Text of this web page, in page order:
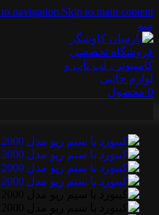
navigation Skip to main content
منو
0 محصول